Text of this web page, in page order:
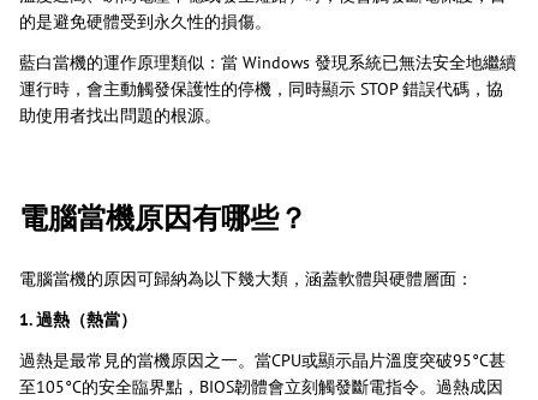
的是避免硬體受到永久性的損傷。
藍白當機的運作原理類似：當 Windows 發現系統已無法安全地繼續
運行時，會主動觸發保護性的停機，同時顯示 STOP 錯誤代碼，協
助使用者找出問題的根源。
電腦當機原因有哪些？
電腦當機的原因可歸納為以下幾大類，涵蓋軟體與硬體層面：
1. 過熱（熱當）
過熱是最常見的當機原因之一。當CPU或顯示晶片溫度突破95°C甚
至105°C的安全臨界點，BIOS韌體會立刻觸發斷電指令。過熱成因